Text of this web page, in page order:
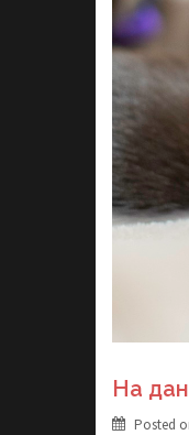
На
Posted